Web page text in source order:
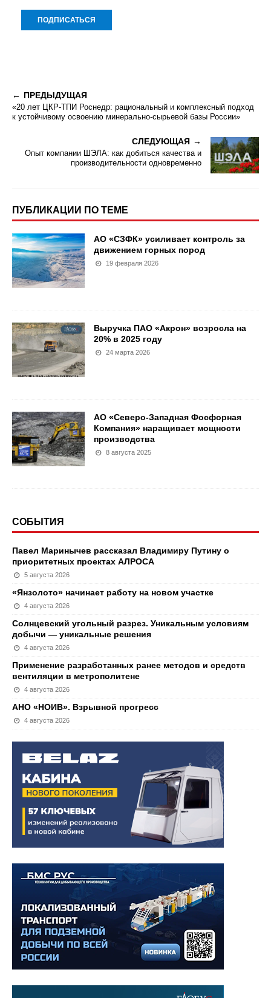
ПРЕДЫДУЩАЯ
«20 лет ЦКР-ТПИ Роснедр: рациональный и комплексный подход
к устойчивому освоению минерально-сырьевой базы России»
СЛЕДУЮЩАЯ
Опыт компании ШЭЛА: как добиться качества и
производительности одновременно
ПУБЛИКАЦИИ ПО ТЕМЕ
АО «СЗФК» усиливает контроль за
движением горных пород
19 февраля 2026
Выручка ПАО «Акрон» возросла на
20% в 2025 году
24 марта 2026
АО «Северо-Западная Фосфорная
Компания» наращивает мощности
производства
8 августа 2025
СОБЫТИЯ
Павел Маринычев рассказал Владимиру Путину о
приоритетных проектах АЛРОСА
5 августа 2026
«Янзолото» начинает работу на новом участке
4 августа 2026
Солнцевский угольный разрез. Уникальным условиям
добычи — уникальные решения
4 августа 2026
Применение разработанных ранее методов и средств
вентиляции в метрополитене
4 августа 2026
АНО «НОИВ». Взрывной прогресс
4 августа 2026